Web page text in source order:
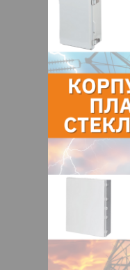
идеально
светильников.
серии G95 и
открытых
отличным
оставить их
Лампы серии
«таблетки» с
16 и PAR-16 с
часто
реечных
декоративных
акцентного
напоминают
накаливания, и
где ранее
лампы.